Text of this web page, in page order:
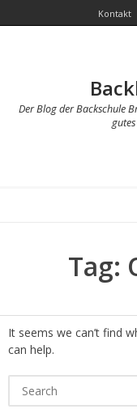
Kontakt
Der Blog der Backschule
Tag:
It seems we can’t find
can help.
for: